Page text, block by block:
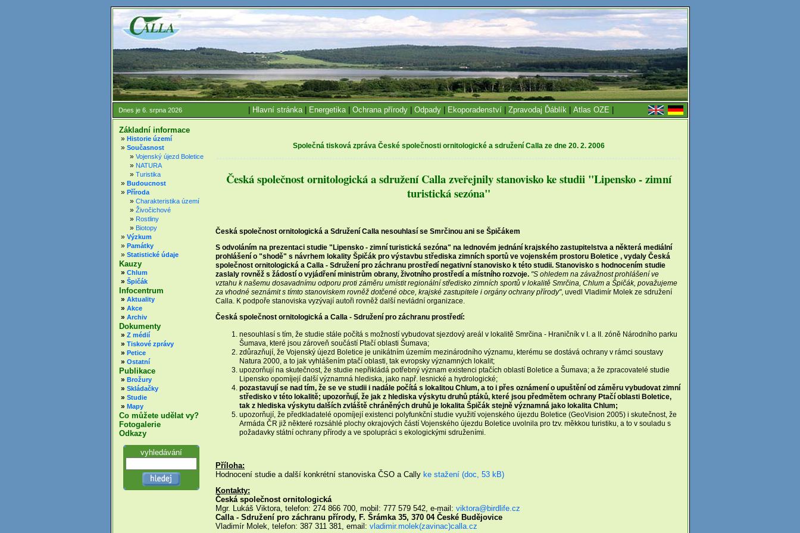
Dnes je 6. srpna 2026 Hlavní stránka| Energetika| Ochrana přírody Odpady Ekoporadenství Zpravodaj Ďáblík Atlas OZE
Základní informace
» Historie území
» Současnost
» Vojenský újezd Boletice
» NATURA
» Turistika
» Budoucnost
» Příroda
» Charakteristika území
» Živočichové
» Rostliny
» Biotopy
» Výzkum
» Památky
» Statistické údaje
Kauzy
» Chlum
» Špičák
Infocentrum
» Aktuality
» Akce
» Archiv
Dokumenty
» Z médií
» Tiskové zprávy
» Petice
» Ostatní
Publikace
» Brožury
» Skládačky
» Studie
» Mapy
Co můžete udělat vy?
Fotogalerie
Odkazy
vyhledávání
Společná tisková zpráva České společnosti ornitologické a sdružení Calla ze dne 20. 2. 2006
Česká společnost ornitologická a sdružení Calla zveřejnily stanovisko ke studii "Lipensko - zimní
turistická sezóna"
Česká společnost ornitologická a Sdružení Calla nesouhlasí se Smrčinou ani se Špičákem
S odvoláním na prezentaci studie "Lipensko - zimní turistická sezóna" na lednovém jednání krajského zastupitelstva a některá mediální
prohlášení o "shodě" s návrhem lokality Špičák pro výstavbu střediska zimních sportů ve vojenském prostoru Boletice , vydaly Česká
společnost ornitologická a Calla - Sdružení pro záchranu prostředí negativní stanovisko k této studii. Stanovisko s hodnocením studie
zaslaly rovněž s žádostí o vyjádření ministrům obrany, životního prostředí a místního rozvoje. "S ohledem na závažnost prohlášení ve
vztahu k našemu dosavadnímu odporu proti záměru umístit regionální středisko zimních sportů v lokalitě Smrčina, Chlum a Špičák, považujeme
za vhodné seznámit s tímto stanoviskem rovněž dotčené obce, krajské zastupitele i orgány ochrany přírody", uvedl Vladimír Molek ze sdružení
Calla. K podpoře stanoviska vyzývají autoři rovněž další nevládní organizace.
Česká společnost ornitologická a Calla - Sdružení pro záchranu prostředí:
nesouhlasí s tím, že studie stále počítá s možností vybudovat sjezdový areál v lokalitě Smrčina - Hraničník v I. a II. zóně Národního parku
Šumava, které jsou zároveň součástí Ptačí oblasti Šumava;
zdůrazňují, že Vojenský újezd Boletice je unikátním územím mezinárodního významu, kterému se dostává ochrany v rámci soustavy
Natura 2000, a to jak vyhlášením ptačí oblasti, tak evropsky významných lokalit;
upozorňují na skutečnost, že studie nepřikládá potřebný význam existenci ptačích oblastí Boletice a Šumava; a že zpracovatelé studie
Lipensko opomíjejí další významná hlediska, jako např. lesnické a hydrologické;
pozastavují se nad tím, že se ve studii i nadále počítá s lokalitou Chlum, a to i přes oznámení o upuštění od záměru vybudovat zimní
středisko v této lokalitě; upozorňují, že jak z hlediska výskytu druhů ptáků, které jsou předmětem ochrany Ptačí oblasti Boletice,
tak z hlediska výskytu dalších zvláště chráněných druhů je lokalita Špičák stejně významná jako lokalita Chlum;
upozorňují, že předkladatelé opomíjejí existenci polyfunkční studie využití vojenského újezdu Boletice (GeoVision 2005) i skutečnost, že
Armáda ČR již některé rozsáhlé plochy okrajových částí Vojenského újezdu Boletice uvolnila pro tzv. měkkou turistiku, a to v souladu s
požadavky státní ochrany přírody a ve spolupráci s ekologickými sdruženími.
Příloha:
Hodnocení studie a další konkrétní stanoviska ČSO a Cally ke stažení (doc, 53 kB)
Kontakty:
Česká společnost ornitologická
Mgr. Lukáš Viktora, telefon: 274 866 700, mobil: 777 579 542, e-mail: viktora@birdlife.cz
Calla - Sdružení pro záchranu přírody, F. Šrámka 35, 370 04 České Budějovice
Vladimír Molek, telefon: 387 311 381, email: vladimir.molek(zavinac)calla.cz